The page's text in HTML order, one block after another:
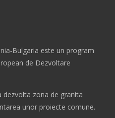
Bulgaria este un program
de Dezvoltare
dezvolta zona de granita
unor proiecte comune.